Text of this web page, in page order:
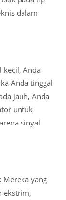
dalam
kecil, Anda
Anda tinggal
jauh, Anda
untuk
sinyal
Mereka yang
ekstrim,